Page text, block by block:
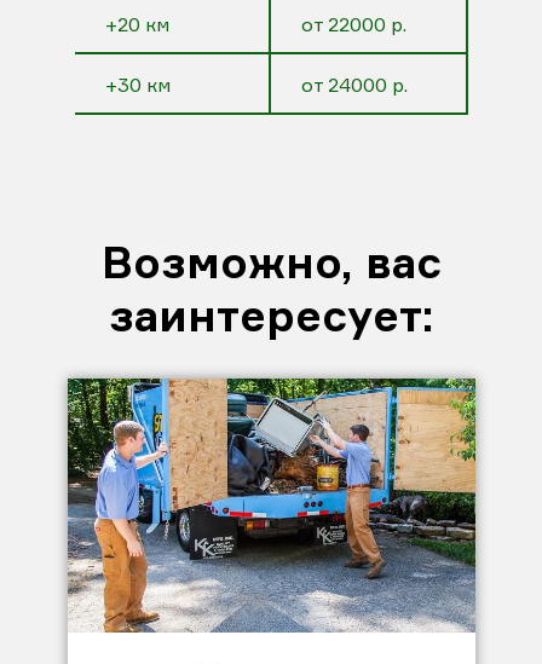
+20 км
+30 км
от 22000 р.
от 24000 р.
Возможно, вас
заинтересует: